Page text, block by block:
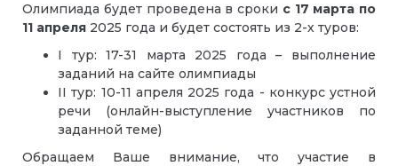
Олимпиада будет проведена в сроки с 17 марта по
11 апреля 2025 года и будет состоять из 2-х туров:
I тур: 17-31 марта 2025 года – выполнение
заданий на сайте олимпиады
II тур: 10-11 апреля 2025 года - конкурс устной
речи (онлайн-выступление участников по
заданной теме)
Обращаем Ваше внимание, что участие в